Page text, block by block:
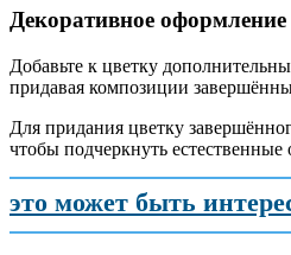
Декоративное
Добавьте к цветку
придавая композиции
Для придания цветку
чтобы подчеркнуть естественные
это может быть